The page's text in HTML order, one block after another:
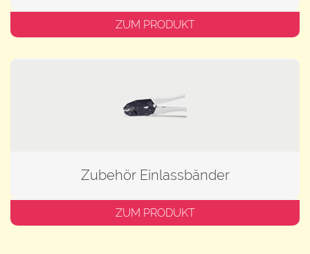
ZUM PRODUKT
Zubehör Einlassbänder
ZUM PRODUKT